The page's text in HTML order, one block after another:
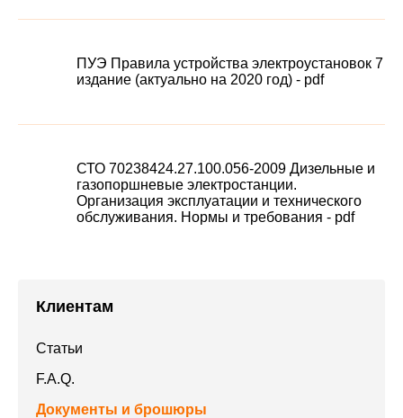
ПУЭ Правила устройства электроустановок 7
издание (актуально на 2020 год) - pdf
СТО 70238424.27.100.056-2009 Дизельные и
газопоршневые электростанции.
Организация эксплуатации и технического
обслуживания. Нормы и требования - pdf
Клиентам
Статьи
F.A.Q.
Документы и брошюры